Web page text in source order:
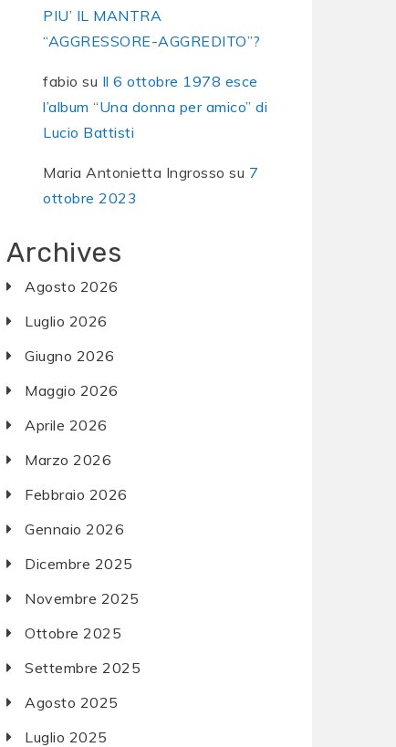
PIU’ IL MANTRA
“AGGRESSORE-AGGREDITO”?
fabio su Il 6 ottobre 1978 esce
l’album “Una donna per amico” di
Lucio Battisti
Maria Antonietta Ingrosso su 7
ottobre 2023
Archives
Agosto 2026
Luglio 2026
Giugno 2026
Maggio 2026
Aprile 2026
Marzo 2026
Febbraio 2026
Gennaio 2026
Dicembre 2025
Novembre 2025
Ottobre 2025
Settembre 2025
Agosto 2025
Luglio 2025